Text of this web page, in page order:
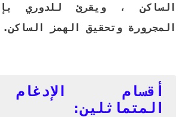
الساكن ، ويقرئ للدوري
المجرورة وتحقيق الهمز الساكن.
أقسام
المتماثلين: